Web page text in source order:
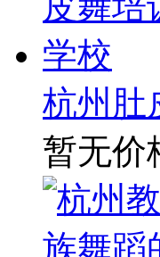
杭州肚
暂无价